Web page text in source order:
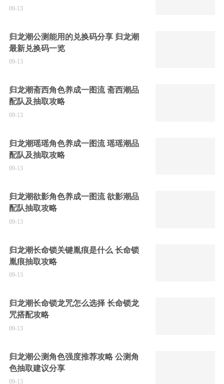
09-13
归龙潮公测能用的兑换码分享 归龙潮
最新兑换码一览
09-13
归龙潮斋西角色养成一图流 斋西潮品
配队及抽取攻略
09-13
归龙潮瑶瑶角色养成一图流 瑶瑶潮品
配队及抽取攻略
09-13
归龙潮欲影角色养成一图流 欲影潮品
配队抽取攻略
09-13
归龙潮长命锁关键胤痕是什么 长命锁
胤痕抽取攻略
09-13
归龙潮长命锁龙咒怎么选择 长命锁龙
咒搭配攻略
09-13
归龙潮公测角色强度推荐攻略 公测角
色抽取建议分享
09-13